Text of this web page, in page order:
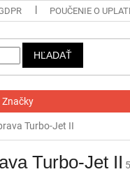
POUČENIE O
HĽADAŤ
Značky
Turbo-Jet II
Turbo-Jet II